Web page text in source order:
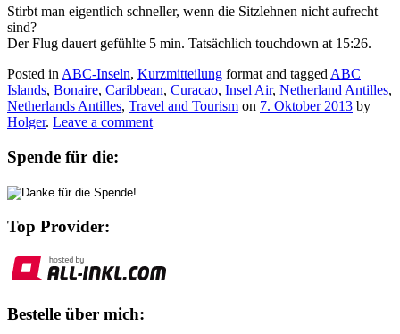
Stirbt man eigentlich schneller, wenn die Sitzlehnen nicht aufrecht
sind?
Der Flug dauert gefühlte 5 min. Tatsächlich touchdown at 15:26.
Posted in ABC-Inseln, Kurzmitteilung format and tagged ABC
Islands, Bonaire, Caribbean, Curacao, Insel Air, Netherland Antilles,
Netherlands Antilles, Travel and Tourism on 7. Oktober 2013 by
Holger. Leave a comment
Spende für die:
Top Provider:
Bestelle über mich: